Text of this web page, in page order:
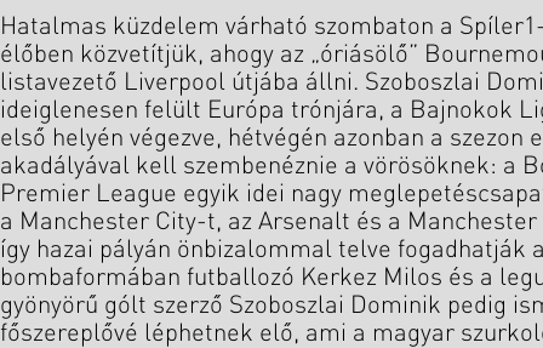
Hatalmas küzdelem várható szombaton a
élőben közvetítjük, ahogy az „óriásölő”
listavezető Liverpool útjába állni. Szoboszlai
ideiglenesen felült Európa trónjára, a Bajnokok
első helyén végezve, hétvégén azonban a szezon
akadályával kell szembenéznie a vörösöknek: a
Premier League egyik idei nagy
a Manchester City-t, az Arsenalt és a
így hazai pályán önbizalommal telve fogadhatják
bombaformában futballozó Kerkez Milos és a
gyönyörű gólt szerző Szoboszlai Dominik pedig
főszereplővé léphetnek elő, ami a magyar